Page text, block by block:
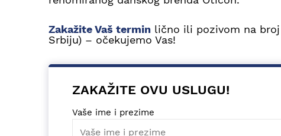
Zakažite Vaš termin lično ili pozivom na
Srbiju) – očekujemo Vas!
ZAKAŽITE OVU USLUGU!
Vaše ime i prezime